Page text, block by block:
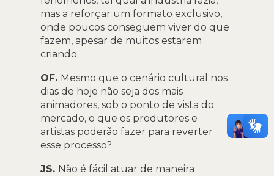
mas a reforçar um formato exclusivo,
onde poucos conseguem viver do que
fazem, apesar de muitos estarem
criando.
OF. Mesmo que o cenário cultural nos
dias de hoje não seja dos mais
animadores, sob o ponto de vista do
mercado, o que os produtores e
artistas poderão fazer para reverter
esse processo?
JS. Não é fácil atuar de maneira